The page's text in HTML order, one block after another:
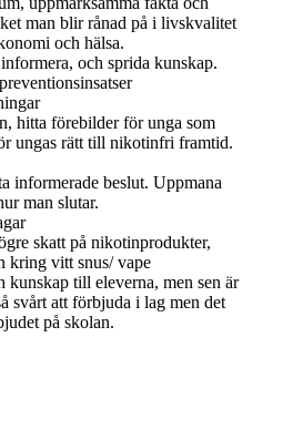
man blir rånad på i livskvalitet
och hälsa.
och sprida kunskap.
hitta förebilder för unga som
ungas rätt till nikotinfri framtid.
informerade beslut. Uppmana
man slutar.
skatt på nikotinprodukter,
kring vitt snus/ vape
kunskap till eleverna, men sen är
svårt att förbjuda i lag men det
på skolan.